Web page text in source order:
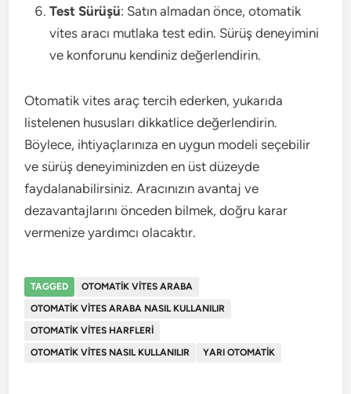
Test Sürüşü: Satın almadan önce, otomatik
vites aracı mutlaka test edin. Sürüş deneyimini
ve konforunu kendiniz değerlendirin.
Otomatik vites araç tercih ederken, yukarıda
listelenen hususları dikkatlice değerlendirin.
Böylece, ihtiyaçlarınıza en uygun modeli seçebilir
ve sürüş deneyiminizden en üst düzeyde
faydalanabilirsiniz. Aracınızın avantaj ve
dezavantajlarını önceden bilmek, doğru karar
vermenize yardımcı olacaktır.
TAGGED
OTOMATIK VITES ARABA
OTOMATIK VITES ARABA NASIL KULLANILIR
OTOMATIK VITES HARFLERI
OTOMATIK VITES NASIL KULLANILIR
YARI OTOMATIK